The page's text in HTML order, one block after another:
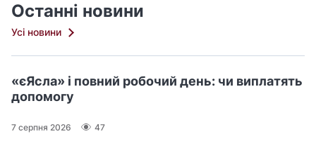
Останні новини
Усі новини
«єЯсла» і повний робочий день: чи виплатять
допомогу
7 серпня 2026 47